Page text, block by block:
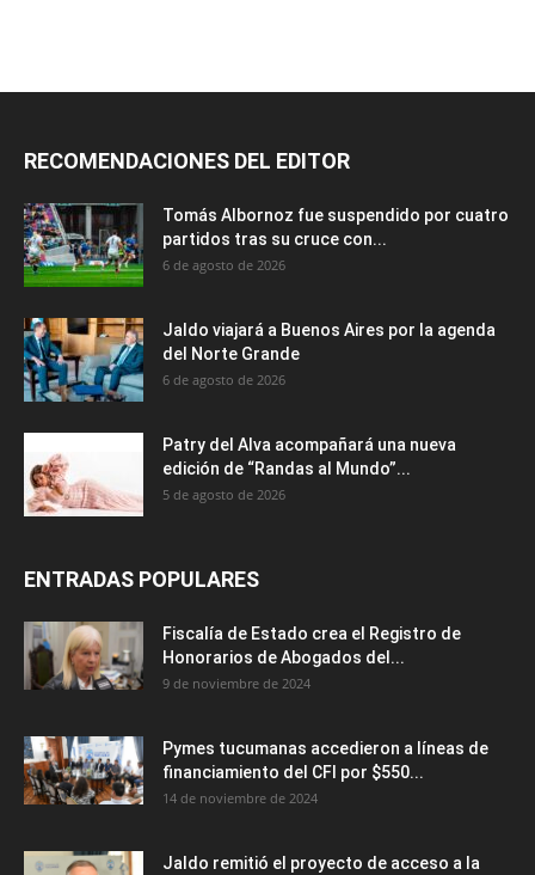
RECOMENDACIONES DEL EDITOR
Tomás Albornoz fue suspendido por cuatro
partidos tras su cruce con...
6 de agosto de 2026
Jaldo viajará a Buenos Aires por la agenda
del Norte Grande
6 de agosto de 2026
Patry del Alva acompañará una nueva
edición de “Randas al Mundo”...
5 de agosto de 2026
ENTRADAS POPULARES
Fiscalía de Estado crea el Registro de
Honorarios de Abogados del...
9 de noviembre de 2024
Pymes tucumanas accedieron a líneas de
financiamiento del CFI por $550...
14 de noviembre de 2024
Jaldo remitió el proyecto de acceso a la